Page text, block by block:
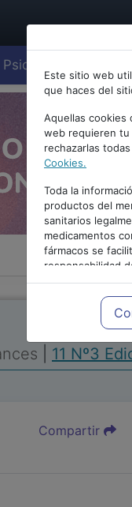
Psiquiatría
Este sitio web
que haces del
Aquellas cookies
web requieren tu
rechazarlas
Cookies.
Toda la
productos del
sanitarios
medicamentos
fármacos se
responsabilidad
medicamentos y
adecuado a las
11 Nº3
Compartir